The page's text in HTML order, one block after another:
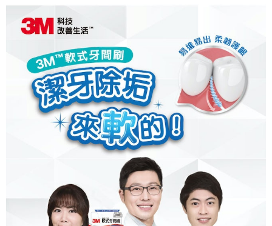
３．安心：先確認商品／服務後，再付款。
【「AFTEE先享後付」結帳流程】
１．於結帳方式選擇「AFTEE先享後付」後，將跳轉至「AFTEE先享後付」
結帳頁面，進行簡訊認證並確認金額後，即可完成結帳。
２．訂單成立數日內，您將收到繳費通知簡訊。
３．收到繳費通知簡訊後14天內，點擊此簡訊中的連結，可透過四大超商／
ATM／網路銀行／等多元方式進行付款，方視為交易完成。
※ 請注意：結帳手續完成當下不需立刻繳費，但若您需要取消訂單，請聯絡
購買商品的店家。未經商家同意取消之訂單仍視為有效，需透過AFTEE先享
後付繳納相關費用。
※ 交易是否成功請以「AFTEE先享後付 」之結帳頁面顯示為準，若有關於
是否繳費成功／繳費後需取消欲退款等相關疑問，請聯繫「AFTEE先享後付
https://netprotections.freshdesk.com/support/home
【注意事項】
１．透過由恩沛科技股份有限公司提供之「AFTEE先享後付」服務完成之交
易，需依本服務之必要範圍內提供個人資料，並將交易相關給付款項請求債
權轉讓予恩沛科技股份有限公司。
全家取貨付款
每筆NT$60，滿NT$799(含以上)免運費
每筆NT$60，滿NT$799(含以上)免運費
7-11取貨(快速到店)
每筆NT$95，滿NT$799(含以上)免運費
每筆NT$100，滿NT$799(含以上)免運費
付款後門市自取
每筆NT$50，滿NT$299(含以上)免運費